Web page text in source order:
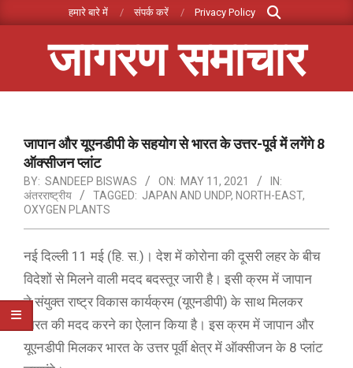
to
हमारे बारे में संपर्क करें Privacy Policy
Search
जागरण समाचार
Menuजापान और यूएनडीपी के सहयोग से भारत के उत्तर-पूर्व में लगेंगे 8
ऑक्सीजन प्लांट
BY: SANDEEP BISWAS ON: MAY 11, 2021
IN:
अंतरराष्ट्रीय
TAGGED: JAPAN AND UNDP, NORTH-EAST,
OXYGEN PLANTS
नई दिल्ली 11 मई (हि. स.)। देश में कोरोना की दूसरी लहर के बीच
विदेशों से मिलने वाली मदद बदस्तूर जारी है। इसी क्रम में जापान
ने संयुक्त राष्ट्र विकास कार्यक्रम (यूएनडीपी) के साथ मिलकर
भारत की मदद करने का ऐलान किया है। इस क्रम में जापान और
यूएनडीपी मिलकर भारत के उत्तर पूर्वी क्षेत्र में ऑक्सीजन के 8 प्लांट